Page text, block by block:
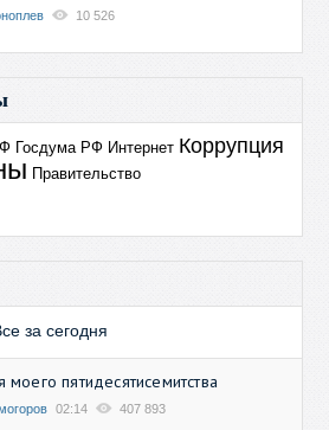
10 526
Госдума РФ Интернет Коррупция
Правительство
за сегодня
моего пятидесятисемитства
02:14 407 893